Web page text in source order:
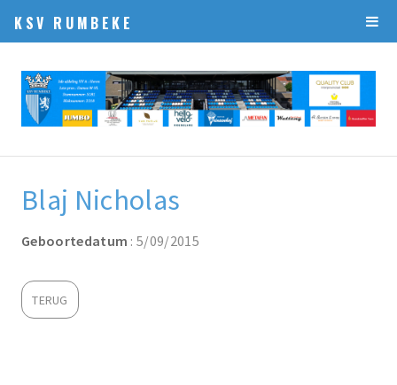
KSV RUMBEKE
Blaj Nicholas
Geboortedatum : 5/09/2015
TERUG